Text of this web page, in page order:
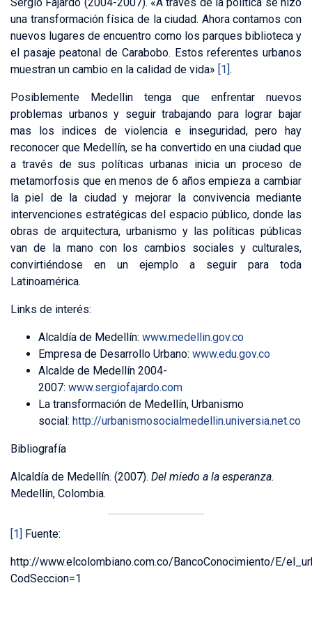
una transformación física de la ciudad. Ahora contamos con
nuevos lugares de encuentro como los parques biblioteca y
el pasaje peatonal de Carabobo. Estos referentes urbanos
muestran un cambio en la calidad de vida» [1].
Posiblemente Medellin tenga que enfrentar nuevos
problemas urbanos y seguir trabajando para lograr bajar
mas los indices de violencia e inseguridad, pero hay
reconocer que Medellín, se ha convertido en una ciudad que
a través de sus políticas urbanas inicia un proceso de
metamorfosis que en menos de 6 años empieza a cambiar
la piel de la ciudad y mejorar la convivencia mediante
intervenciones estratégicas del espacio público, donde las
obras de arquitectura, urbanismo y las políticas públicas
van de la mano con los cambios sociales y culturales,
convirtiéndose en un ejemplo a seguir para toda
Latinoamérica.
Links de interés:
Alcaldía de Medellín: www.medellin.gov.co
Empresa de Desarrollo Urbano: www.edu.gov.co
Alcalde de Medellín 2004-
2007: www.sergiofajardo.com
La transformación de Medellín, Urbanismo
social: http://urbanismosocialmedellin.universia.net.co
Bibliografía
Alcaldía de Medellín. (2007). Del miedo a la esperanza.
Medellín, Colombia.
[1] Fuente:
http://www.elcolombiano.com.co/BancoConocimiento/E/
CodSeccion=1